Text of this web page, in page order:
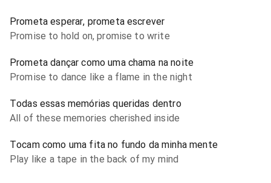
Prometa esperar, prometa escrever
Promise to hold on, promise to write
Prometa dançar como uma chama na noite
Promise to dance like a flame in the night
Todas essas memórias queridas dentro
All of these memories cherished inside
Tocam como uma fita no fundo da minha mente
Play like a tape in the back of my mind